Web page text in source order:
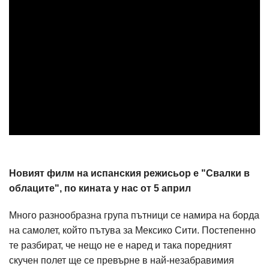
Новият филм на испанския режисьор е "Свалки в
облаците", по кината у нас от 5 април
Много разнообразна група пътници се намира на борда
на самолет, който пътува за Мексико Сити. Постепенно
те разбират, че нещо не е наред и така поредният
скучен полет ще се превърне в най-незабравимия